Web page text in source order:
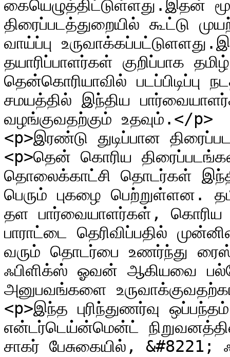
கையெழுத்திட்டுள்ளது.இதன்
திரைப்படத்துறையில் கூட்டு
வாய்ப்பு
தயாரிப்பாளர்கள் குறிப்பாக
தென்கொரியாவில்
சமயத்தில் இந்திய
வழங்குவதற்கும் உதவும்.</p>
<p>இரண்டு துடிப்பான
<p>தென் கொரிய
தொலைக்காட்சி தொடர்கள்
பெரும் புகழை பெற்றுள்ளன.
தள பார்வையாளர்கள், கொரிய
பாராட்டை தெரிவிப்பதில்
வரும் தொடர்பை உணர்ந்து
ஃபிளிக்ஸ் ஓவன் ஆகியவை
அனுபவங்களை
<p>இந்த புரிந்துணர்வு
என்டர்டெய்ன்மென்ட் நிறுவனத்தின்
சாகர் பேசுகையில்,